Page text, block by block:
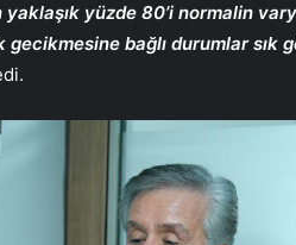
yaklaşık yüzde 80’i normalin
gecikmesine bağlı durumlar sık